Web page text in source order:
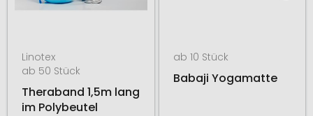
Linotex
ab 50 Stück
Theraband 1,5m lang
im Polybeutel
ab 10 Stück
Babaji Yogamatte